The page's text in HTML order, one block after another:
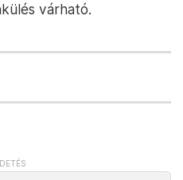
várható.